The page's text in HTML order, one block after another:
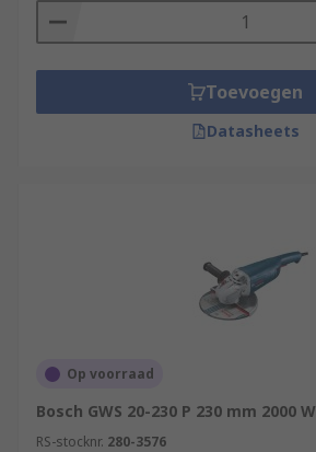
Toevoegen
Datasheets
Op voorraad
Bosch GWS 20-230 P 230 mm 2000 W
RS-stocknr. 280-3576